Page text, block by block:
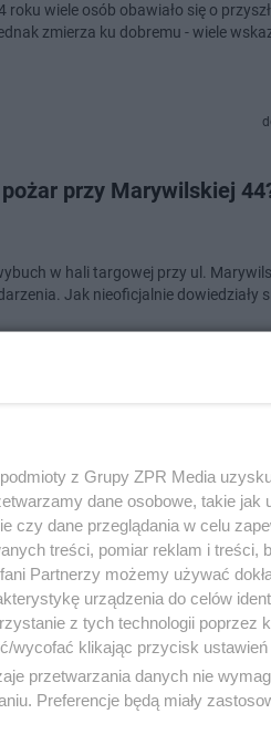
wiele osób obawiało się o
zmierza ku dobremu - wiele
przy Marywilskiej
w hali targowej przy ul.
Jak nieoficjalnie dowiedziały
Jakie będzie
głównie jako tymczasowe
nad odbudową spalonej hali.
z Grupy ZPR Media
dane osobowe, takie jak
czy dane przeglądania w celu
treści, pomiar reklam i treści,
Partnerzy możemy używać
urządzenia do celów
z tych technologii poprzez
wycofać klikając przycisk
przetwarzania danych nie
Preferencje będą miały